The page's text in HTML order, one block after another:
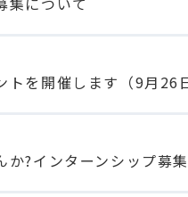
トを開催します（9月26
?インターンシップ募集